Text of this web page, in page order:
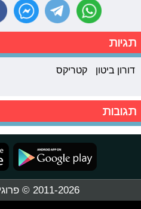
תגיות
דורון ביטון קטריקס
תגובות
2011-2026 © פרוגי תקשורת בע"מ